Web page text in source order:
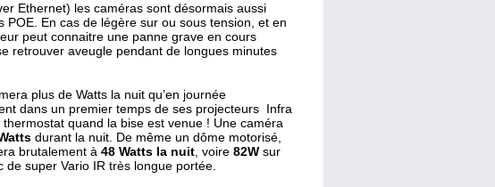
Ethernet) les caméras sont désormais aussi
En cas de légère sur ou sous tension, et en
peut connaitre une panne grave en cours
retrouver aveugle pendant de longues minutes
plus de Watts la nuit qu’en journée
dans un premier temps de ses projecteurs Infra
quand la bise est venue ! Une caméra
durant la nuit. De même un dôme motorisé,
brutalement à 48 Watts la nuit , voire 82W sur
super Vario IR très longue portée.